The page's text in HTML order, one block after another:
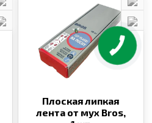
Плоская липкая
лента от мух Bros,